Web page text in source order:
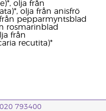
olja från
olja från anisfrö
pepparmyntsblad
rosmarinblad
från
recutita)*
020 793400